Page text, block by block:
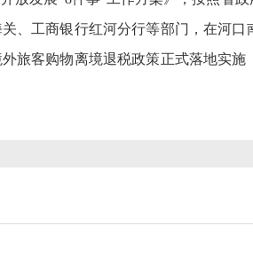
、工商银行红河分行等部门，在河
旅客购物离境退税政策正式落地实